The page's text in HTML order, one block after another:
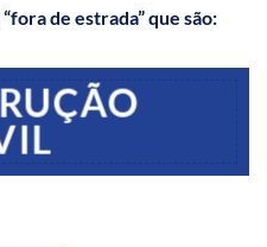
de estrada” que são: